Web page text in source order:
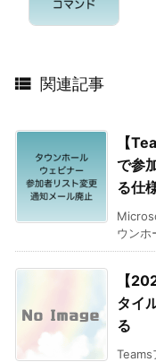
 関連記事
【
で参
る仕
ウンホ
【
タイ
る
Teams